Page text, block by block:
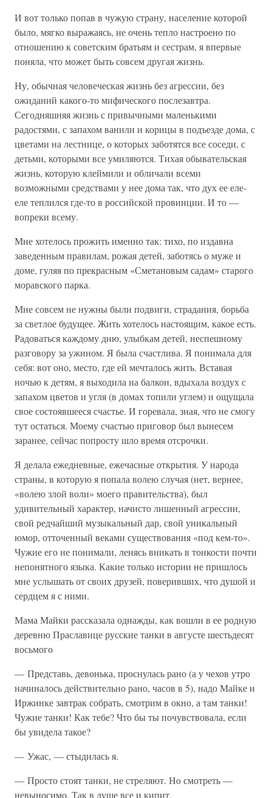
И вот только попав в чужую страну, население которой
было, мягко выражаясь, не очень тепло настроено по
отношению к советским братьям и сестрам, я впервые
поняла, что может быть совсем другая жизнь.
Ну, обычная человеческая жизнь без агрессии, без
ожиданий какого-то мифического послезавтра.
Сегодняшняя жизнь с привычными маленькими
радостями, с запахом ванили и корицы в подъезде дома, с
цветами на лестнице, о которых заботятся все соседи, с
детьми, которыми все умиляются. Тихая обывательская
жизнь, которую клеймили и обличали всеми
возможными средствами у нее дома так, что дух ее еле-
еле теплился где-то в российской провинции. И то —
вопреки всему.
Мне хотелось прожить именно так: тихо, по издавна
заведенным правилам, рожая детей, заботясь о муже и
доме, гуляя по прекрасным «Сметановым садам» старого
моравского парка.
Мне совсем не нужны были подвиги, страдания, борьба
за светлое будущее. Жить хотелось настоящим, какое есть.
Радоваться каждому дню, улыбкам детей, неспешному
разговору за ужином. Я была счастлива. Я понимала для
себя: вот оно, место, где ей мечталось жить. Вставая
ночью к детям, я выходила на балкон, вдыхала воздух с
запахом цветов и угля (в домах топили углем) и ощущала
свое состоявшееся счастье. И горевала, зная, что не смогу
тут остаться. Моему счастью приговор был вынесем
заранее, сейчас попросту шло время отсрочки.
Я делала ежедневные, ежечасные открытия. У народа
страны, в которую я попала волею случая (нет, вернее,
«волею злой воли» моего правительства), был
удивительный характер, начисто лишенный агрессии,
свой редчайший музыкальный дар, свой уникальный
юмор, отточенный веками существования «под кем-то».
Чужие его не понимали, ленясь вникать в тонкости почти
непонятного языка. Какие только истории не пришлось
мне услышать от своих друзей, поверивших, что душой и
сердцем я с ними.
Мама Майки рассказала однажды, как вошли в ее родную
деревню Праславице русские танки в августе шестьдесят
восьмого
— Представь, девонька, проснулась рано (а у чехов утро
начиналось действительно рано, часов в 5), надо Майке и
Иржинке завтрак собрать, смотрим в окно, а там танки!
Чужие танки! Как тебе? Что бы ты почувствовала, если
бы увидела такое?
— Ужас, — стыдилась я.
— Просто стоят танки, не стреляют. Но смотреть —
невыносимо. Так в душе все и кипит.